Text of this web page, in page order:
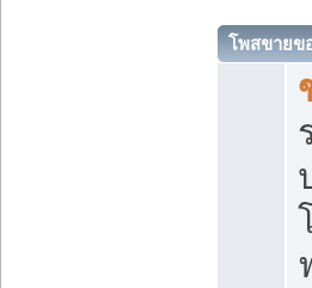
โพสขายข